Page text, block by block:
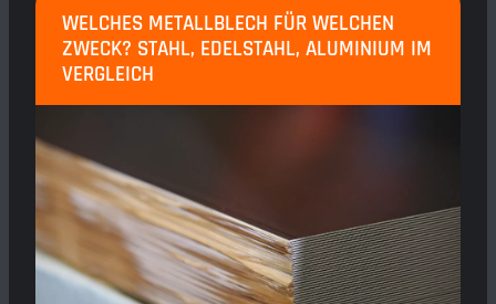
WELCHES METALLBLECH FÜR WELCHEN
ZWECK? STAHL, EDELSTAHL, ALUMINIUM IM
VERGLEICH